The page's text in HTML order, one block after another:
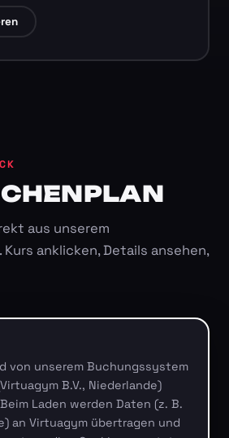
aus unserem
anklicken, Details ansehen,
von unserem Buchungssystem
B.V., Niederlande)
Laden werden Daten (z. B.
an Virtuagym übertragen und